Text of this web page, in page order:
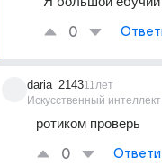
0
daria_2143
Искусственный интеллект
11лет
ротиком проверь
0